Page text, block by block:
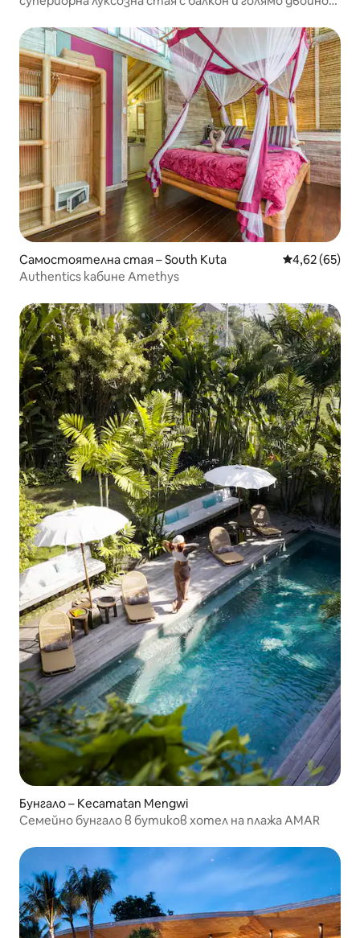
Самостоятелна стая – South Kuta Средна
4,62 (65)
Authentics кабине Amethys
Бунгало – Kecamatan Mengwi
Семейно бунгало в бутиков хотел на плажа AMAR